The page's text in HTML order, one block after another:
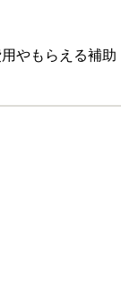
やもらえる補助